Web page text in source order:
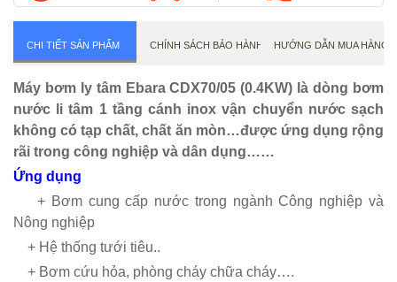
CHI TIẾT SẢN PHẨM CHÍNH SÁCH BẢO HÀNH HƯỚNG DẪN MUA HÀNG
Máy bơm ly tâm Ebara CDX70/05 (0.4KW) là dòng bơm
nước li tâm 1 tầng cánh inox vận chuyển nước sạch
không có tạp chất, chất ăn mòn…được ứng dụng rộng
rãi trong công nghiệp và dân dụng……
Ứng dụng
+ Bơm cung cấp nước trong ngành Công nghiệp và
Nông nghiệp
+ Hệ thống tưới tiêu..
+ Bơm cứu hỏa, phòng cháy chữa cháy….